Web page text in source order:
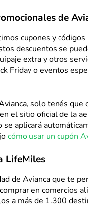
de
cupones y códigos
descuentos se
extra y otros
Friday o eventos
solo tenés que
el sitio oficial de la
se aplicará
cómo usar un cupón
LifeMiles
de Avianca que te
en comercios
a más de 1.300